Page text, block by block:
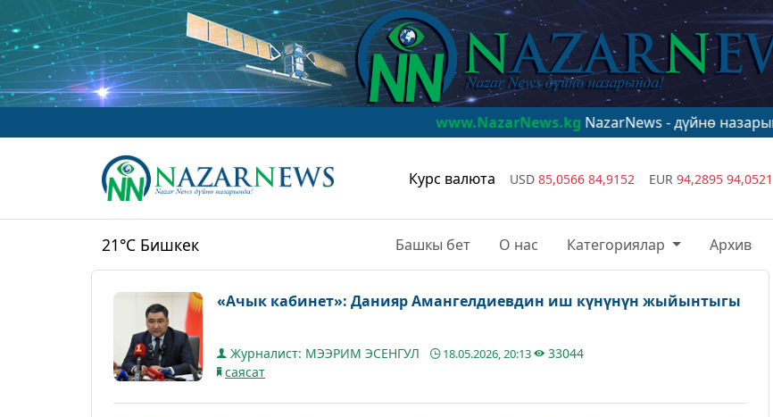
www.NazarNews.kgNazarNews - дүйнө назарында!
Курс валюта USD 85,0566 84,9152 EUR 94,2895 94,0521
21°C Бишкек Башкы бет О нас Категориялар Архив
«Ачык кабинет»: Данияр Амангелдиевдин иш күнүнүн жыйынтыгы
Журналист: МЭЭРИМ ЭСЕНГУЛ 18.05.2026, 20:13
33044
саясат